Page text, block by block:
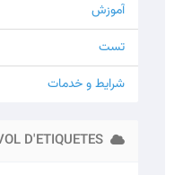
آموزش
تست
شرایط و خدمات